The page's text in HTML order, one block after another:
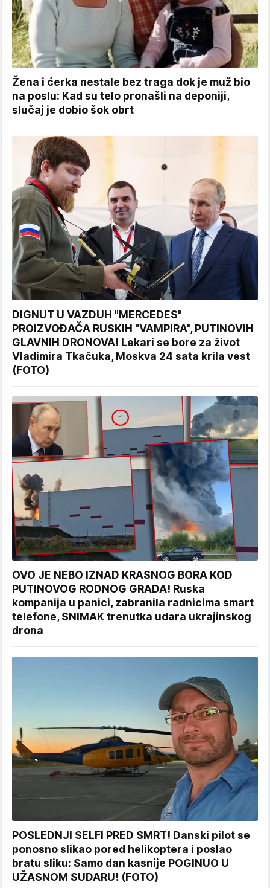
Žena i ćerka nestale bez traga dok je muž bio
na poslu: Kad su telo pronašli na deponiji,
slučaj je dobio šok obrt
DIGNUT U VAZDUH "MERCEDES"
PROIZVOĐAČA RUSKIH "VAMPIRA", PUTINOVIH
GLAVNIH DRONOVA! Lekari se bore za život
Vladimira Tkačuka, Moskva 24 sata krila vest
(FOTO)
OVO JE NEBO IZNAD KRASNOG BORA KOD
PUTINOVOG RODNOG GRADA! Ruska
kompanija u panici, zabranila radnicima smart
telefone, SNIMAK trenutka udara ukrajinskog
drona
POSLEDNJI SELFI PRED SMRT! Danski pilot se
ponosno slikao pored helikoptera i poslao
bratu sliku: Samo dan kasnije POGINUO U
UŽASNOM SUDARU! (FOTO)